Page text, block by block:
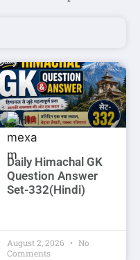
Daily Himachal GK
Question Answer
Set-332(Hindi)
August 2, 2026
No
Comments